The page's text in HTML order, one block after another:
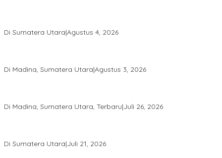
Di Sumatera Utara|Agustus 4, 2026
Di Madina, Sumatera Utara|Agustus 3, 2026
Di Madina, Sumatera Utara, Terbaru|Juli 26, 2026
Di Sumatera Utara|Juli 21, 2026